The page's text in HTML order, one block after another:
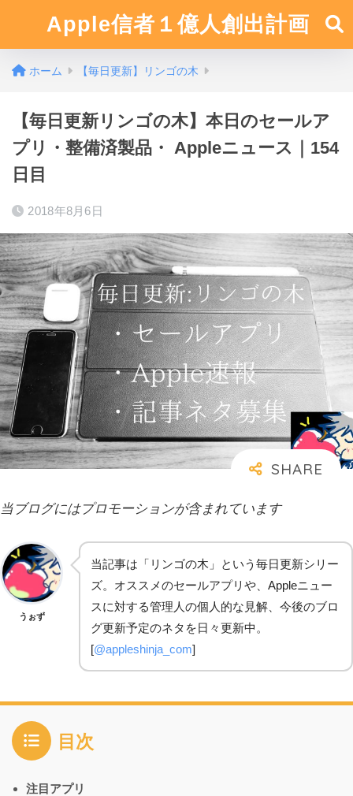
Apple信者１億人創出計画
ホーム 【毎日更新】リンゴの木
【毎日更新リンゴの木】本日のセールア
プリ・整備済製品・ Appleニュース｜154
日目
2018年8月6日
当ブログにはプロモーションが含まれています
うぉず
当記事は「リンゴの木」という毎日更新シリー
ズ。オススメのセールアプリや、Appleニュー
スに対する管理人の個人的な見解、今後のブロ
グ更新予定のネタを日々更新中。
[@appleshinja_com]
目次
注目アプリ